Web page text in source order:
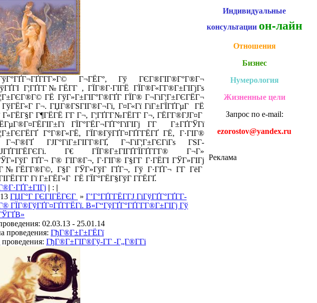
Г¬ГЁГ°, Гў ГЄГ®ГІГ®Г°Г®Г¬
Г¦ГҐГ­Г№ГЁГ­Г , ГЇГ®Г·ГІГЁ ГЇГ®Г«Г­Г®Г±ГІГјГѕ
ГЁ ГўГ»Г±ГІГ°Г®ГҐГ­ ГЇГ® Г¬ГіГ¦Г±ГЄГЁГ¬
ГўГЁГ«Г Г¬. ГЏГ®ГЅГІГ®Г¬Гі, Г¤Г«Гї ГіГ±ГЇГҐГµГ ГЁ
Г«ГЁГ§Г Г¶ГЁГЁ Г­Г Г¬, Г¦ГҐГ­Г№ГЁГ­Г Г¬, ГЁГ­Г®ГЈГ¤Г
ГЇГ°ГЁГ¬ГҐГ°ГїГІГј Г­Г Г±ГҐГЎГї
Г°Г®Г«ГЁ, ГЇГ®ГўГҐГ¤ГҐГ­ГЁГҐ ГЁ, Г·ГІГ®
ГЈГ°ГіГ±ГІГ­Г®ГҐ, Г¬ГіГ¦Г±ГЄГіГѕ ГЅГ­
Г€ ГЇГ®Г±ГІГҐГЇГҐГ­Г­Г® Г¬Г»
ГҐГ¬ Г® ГІГ®Г¬, Г·ГІГ® Г§Г­Г Г·ГЁГІ ГЎГ»ГІГј
Г§Г ГЎГ»ГўГ ГҐГ¬, Гў Г·ГҐГ¬ Г­Г ГёГ
Гї Г±ГЁГ«Г ГЁ ГЇГ°ГЁГ§ГўГ Г­ГЁГҐ.
| : |
ГЏГ°Г ГЄГІГЁГЄГ » Г’Г°ГҐГ­ГЁГ­ГЈ ГіГўГҐГ°ГҐГ­Г­
ГЇГ®ГўГҐГ¤ГҐГ­ГЁГї. В«Г“ГўГҐГ°ГҐГ­Г­Г®Г±ГІГј Гў
02.03.13 - 25.01.14
проведения: ГђГ®Г±Г±ГЁГї
проведения: ГђГ®Г±ГІГ®Гў-Г­Г -Г„Г®Г­Гі
Индивидуальные
консультации он-лайн
Отношения
Бизнес
Нумерология
Жизненные цели
Запрос по e-mail:
ezorostov@yandex.ru
Реклама